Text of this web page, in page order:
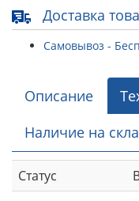
Доставка
Самовывоз -
Описание
Наличие на
Статус